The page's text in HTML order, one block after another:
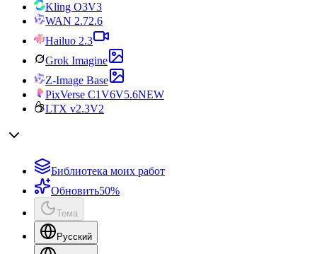
Kling O3V3
WAN 2.72.6
Hailuo 2.3
Grok Imagine
Z-Image Base
PixVerse C1V6V5.6NEW
LTX v2.3V2
Библиотека моих работ
Обновить50%
Тема
Русский